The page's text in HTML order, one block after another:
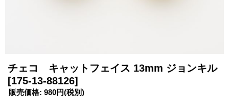
チェコ キャットフェイス 13mm ジョンキル
[175-13-88126]
販売価格: 980円(税別)